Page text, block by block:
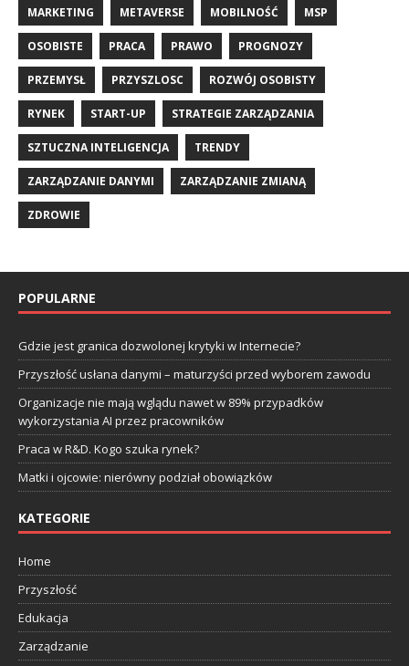
MARKETING METAVERSE MOBILNOŚĆ MSP
OSOBISTE PRACA PRAWO PROGNOZY
PRZEMYSŁ PRZYSZLOSC ROZWÓJ OSOBISTY
RYNEK START-UP STRATEGIE ZARZĄDZANIA
SZTUCZNA INTELIGENCJA TRENDY
ZARZĄDZANIE DANYMI ZARZĄDZANIE ZMIANĄ
ZDROWIE
POPULARNE
Gdzie jest granica dozwolonej krytyki w Internecie?
Przyszłość usłana danymi – maturzyści przed wyborem zawodu
Organizacje nie mają wglądu nawet w 89% przypadków
wykorzystania AI przez pracowników
Praca w R&D. Kogo szuka rynek?
Matki i ojcowie: nierówny podział obowiązków
KATEGORIE
Home
Przyszłość
Edukacja
Zarządzanie